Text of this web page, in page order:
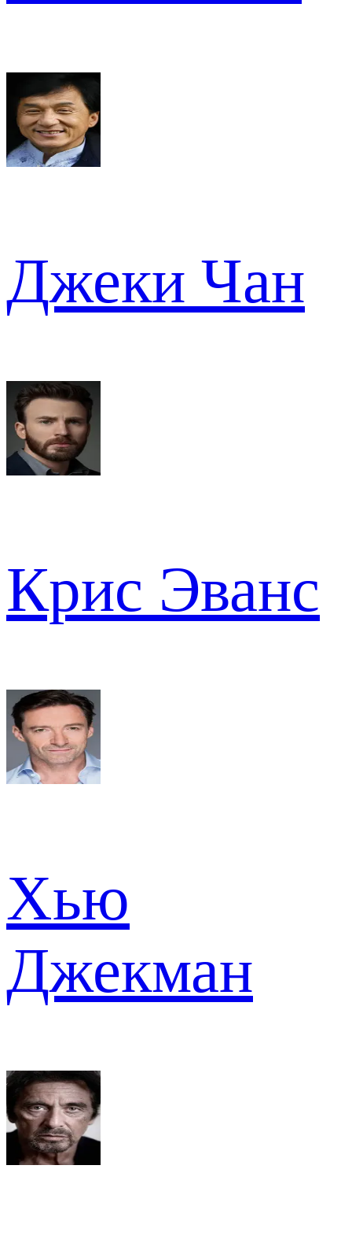
Джеки Чан
Крис Эванс
Хью
Джекман